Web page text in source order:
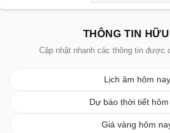
THÔNG TIN
Cập nhật nhanh các thông tin được
Lịch âm hôm nay
Dự báo thời tiết
Giá vàng hôm